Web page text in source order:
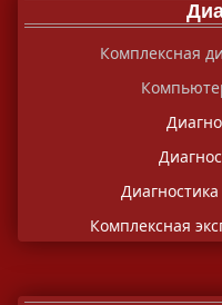
Комплексная
Комплексная